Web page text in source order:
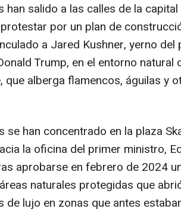
han salido a las calles de la capital
por un plan de
a Jared Kushner, yerno del
Trump, en el entorno natural
que alberga flamencos, águilas y
se han concentrado en la plaza
la oficina del primer ministro,
aprobarse en febrero de 2024
naturales protegidas que
de lujo en zonas que antes